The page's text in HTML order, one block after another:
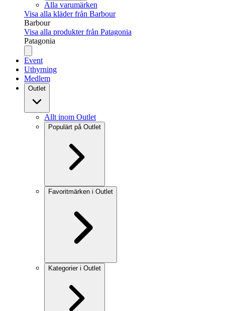
Alla varumärken
Visa alla kläder från Barbour
Barbour
Visa alla produkter från Patagonia
Patagonia
Event
Uthyrning
Medlem
Outlet
Allt inom Outlet
Populärt på Outlet
Favoritmärken i Outlet
Kategorier i Outlet